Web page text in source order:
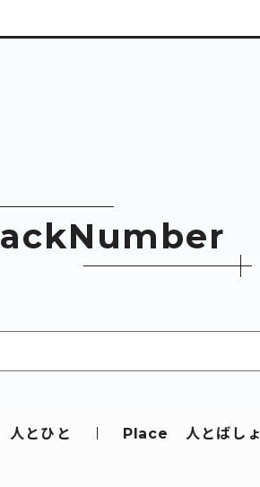
ackNumber
人とひと Place 人とばしょ